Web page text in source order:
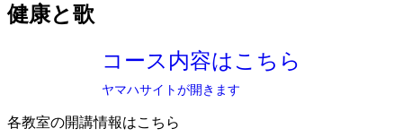
健康と歌
コース内容はこちら
ヤマハサイトが開きます
各教室の開講情報はこちら